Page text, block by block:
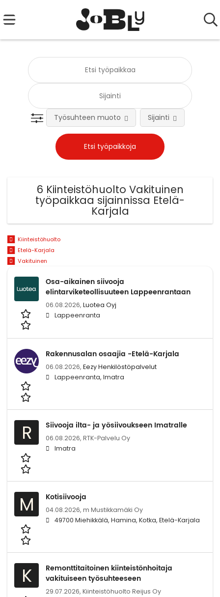
Työsuhteen muoto Sijainti
6 Kiinteistöhuolto Vakituinen
työpaikkaa sijainnissa Etelä-
Karjala
Kiinteistöhuolto
Etelä-Karjala
Vakituinen
Osa-aikainen siivooja
elintarviketeollisuuteen Lappeenrantaan
06.08.2026, Luotea Oyj
Lappeenranta
Rakennusalan osaajia -Etelä-Karjala
06.08.2026, Eezy Henkilöstöpalvelut
Lappeenranta, Imatra
R Siivooja ilta- ja yösiivoukseen Imatralle
06.08.2026, RTK-Palvelu Oy
Imatra
M Kotisiivooja
04.08.2026, m Mustikkamäki Oy
49700 Miehikkälä, Hamina, Kotka, Etelä-Karjala
K
Remonttitaitoinen kiinteistönhoitaja
vakituiseen työsuhteeseen
29.07.2026, Kiinteistöhuolto Reijus Oy